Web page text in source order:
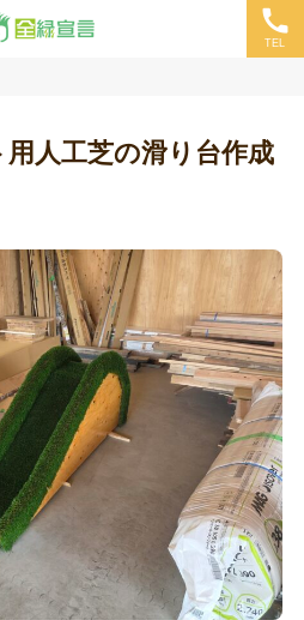
TEL
人工芝の滑り台作成